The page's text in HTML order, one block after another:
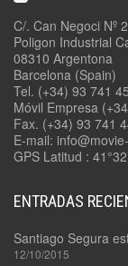
C/. Can Negoci Nº
Poligon Industrial
08310 Argentona
Barcelona (Spain)
Tel. (+34) 93 741
Móvil Empresa
Fax. (+34) 93 741
E-mail:
GPS Latitud :
ENTRADAS
Santiago Segura
12/10/2015